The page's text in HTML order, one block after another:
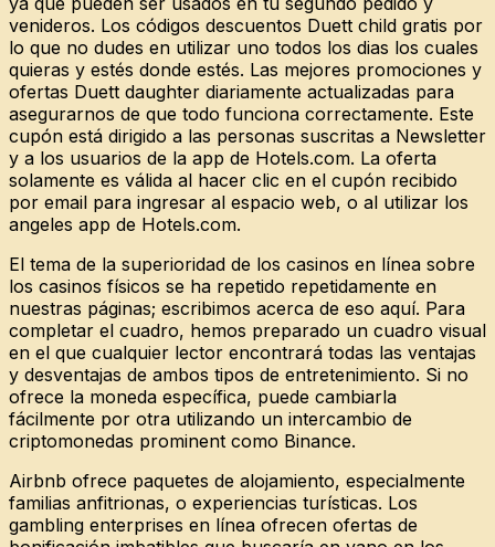
venideros. Los códigos descuentos Duett child gratis por
lo que no dudes en utilizar uno todos los dias los cuales
quieras y estés donde estés. Las mejores promociones y
ofertas Duett daughter diariamente actualizadas para
asegurarnos de que todo funciona correctamente. Este
cupón está dirigido a las personas suscritas a Newsletter
y a los usuarios de la app de Hotels.com. La oferta
solamente es válida al hacer clic en el cupón recibido
por email para ingresar al espacio web, o al utilizar los
angeles app de Hotels.com.
El tema de la superioridad de los casinos en línea sobre
los casinos físicos se ha repetido repetidamente en
nuestras páginas; escribimos acerca de eso aquí. Para
completar el cuadro, hemos preparado un cuadro visual
en el que cualquier lector encontrará todas las ventajas
y desventajas de ambos tipos de entretenimiento. Si no
ofrece la moneda específica, puede cambiarla
fácilmente por otra utilizando un intercambio de
criptomonedas prominent como Binance.
Airbnb ofrece paquetes de alojamiento, especialmente
familias anfitrionas, o experiencias turísticas. Los
gambling enterprises en línea ofrecen ofertas de